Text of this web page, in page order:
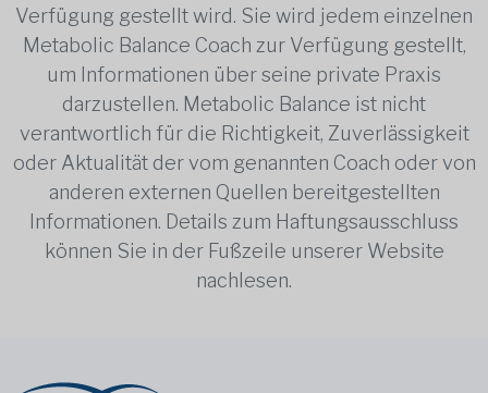
Verfügung gestellt wird. Sie wird jedem einzelnen
Metabolic Balance Coach zur Verfügung gestellt,
um Informationen über seine private Praxis
darzustellen. Metabolic Balance ist nicht
verantwortlich für die Richtigkeit, Zuverlässigkeit
oder Aktualität der vom genannten Coach oder von
anderen externen Quellen bereitgestellten
Informationen. Details zum Haftungsausschluss
können Sie in der Fußzeile unserer Website
nachlesen.